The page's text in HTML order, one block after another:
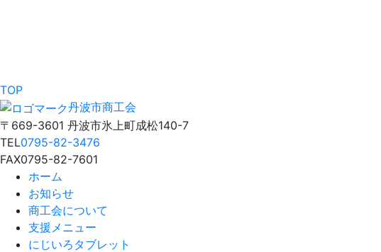
TOP
丹波市商工会
〒669-3601 丹波市氷上町成松140-7
TEL0795-82-3476
FAX0795-82-7601
ホーム
お知らせ
商工会について
支援メニュー
にじいろタブレット